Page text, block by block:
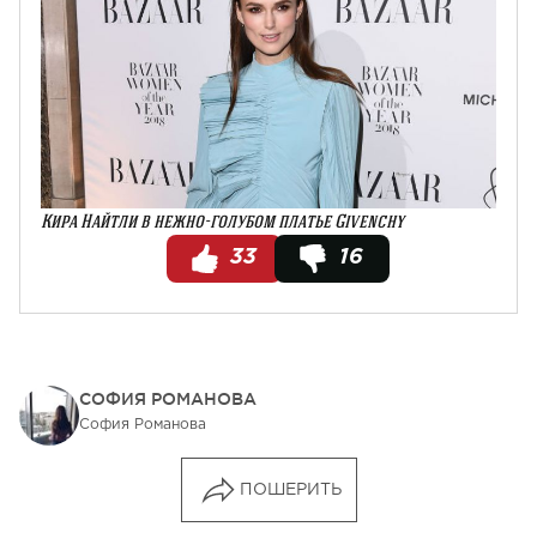
Кира Найтли в нежно-голубом платье Givenchy
33
16
СОФИЯ РОМАНОВА
София Романова
ПОШЕРИТЬ